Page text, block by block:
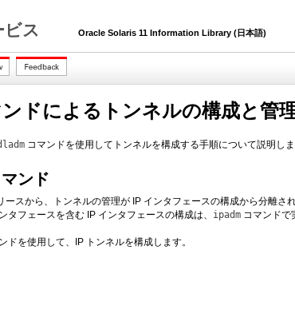
ス Oracle Solaris 11 Information Library (日本語)
ドによるトンネルの構成と管
コマンドを使用してトンネルを構成する手順について説明しま
ンド
ースから、トンネルの管理が IP インタフェースの構成から分離さ
タフェースを含む IP インタフェースの構成は、 ipadm コマンドで
ドを使用して、IP トンネルを構成します。